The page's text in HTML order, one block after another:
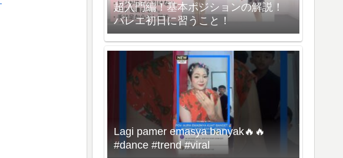
超入門編！基本ポジションの解説！
バレエ初日に習うこと！
Lagi pamer emasya banyak🔥🔥
#dance #trend #viral